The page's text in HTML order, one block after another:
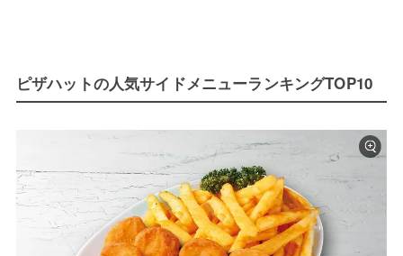
ピザハットの人気サイドメニューランキングTOP10